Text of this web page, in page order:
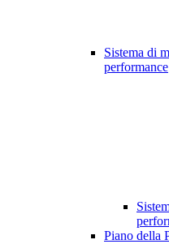
Sistema di
performance
Piano della